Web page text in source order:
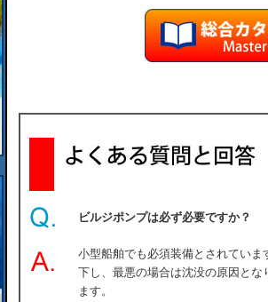
ビルジポンプは必ず必要ですか？
小型船舶でも必須装備とされてい
下し、最悪の場合は沈没の原因と
ます。